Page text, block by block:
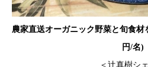
農家直送オーガニック野菜と旬食材
円/名)
＜辻真樹シ